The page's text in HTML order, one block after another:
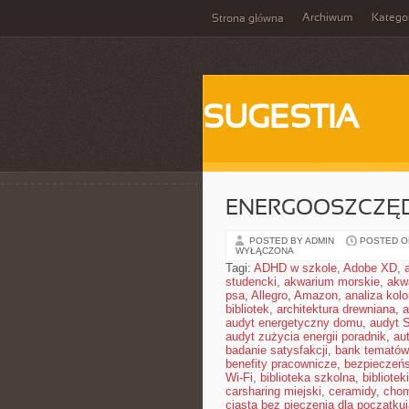
Strona główna Archiwum
SUGESTIA
POSTED BY ADMIN POSTED
WYŁĄCZONA
Tagi: ADHD w szkole, Adobe XD,
studencki, akwarium morskie,
psa, Allegro, Amazon, analiza
bibliotek, architektura drewniana,
audyt energetyczny domu, audyt
audyt zużycia energii poradnik,
badanie satysfakcji, bank
benefity pracownicze,
Wi-Fi, biblioteka szkolna,
carsharing miejski, ceramidy,
ciasta bez pieczenia dla